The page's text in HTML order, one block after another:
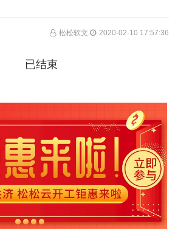
松松软文 2020-02-10 17:57:36
已结束